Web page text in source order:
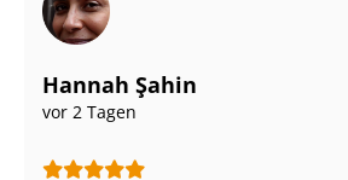
Hannah Şahin
vor 2 Tagen